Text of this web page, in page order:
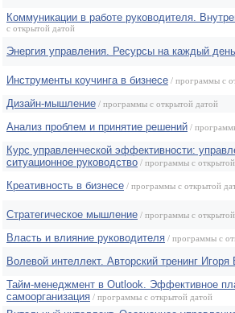
Коммуникации в работе руководителя.
с открытой датой
Энергия управления. Ресурсы на каждый день
Инструменты коучинга в бизнесе / программы с
Дизайн-мышление / программы с открытой датой
Анализ проблем и принятие решений /
Курс управленческой эффективности:
ситуационное руководство / программы с
Креативность в бизнесе / программы с открытой
Стратегическое мышление / программы с
Власть и влияние руководителя / программы с
Волевой интеллект. Авторский тренинг Игоря
Тайм-менеджмент в Outlook. Эффективное
самоорганизация / программы с открытой датой